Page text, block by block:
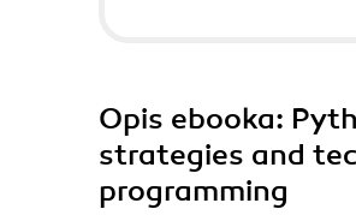
Opis ebooka:
strategies and
programming